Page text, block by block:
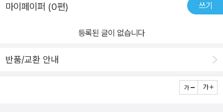
되어 나타나는 것은 아니다. 실제로 보수는 그 반대편에 있는 진보와
다음과 같이 놀라울 정도로 일관된 입장 차이를 보이는데, 이러한 양
복지), 종교(종교적/세속적), 국제 관계(민족주의/국제주의), 이민 정
신중지권(반대/찬성), 과학기술(불신/옹호), 교육(엘리트주의/평준
마이페이퍼 (0편) 쓰기
등록된 글이 없습니다
반품/교환 안내